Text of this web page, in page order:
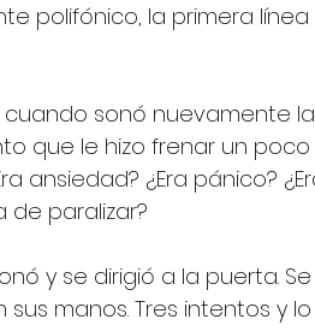
polifónico, la primera línea
cuando sonó nuevamente la
que le hizo frenar un poco
ansiedad? ¿Era pánico?
paralizar?
y se dirigió a la puerta. Se
manos. Tres intentos y lo